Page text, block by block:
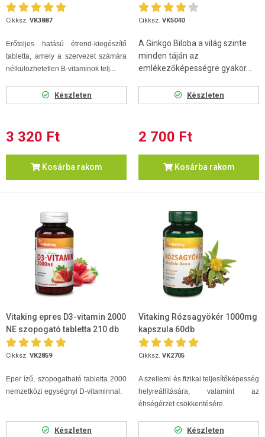
Cikksz. VK3887
Erőteljes hatású étrend-kiegészítő
tabletta, amely a szervezet számára
nélkülözhetetlen B-vitaminok telj...
Készleten
3 320 Ft
Kosárba rakom
Cikksz. VK5040
A Ginkgo Biloba a világ szinte
minden táján az
emlékezőképességre gyakor...
Készleten
2 700 Ft
Kosárba rakom
Vitaking epres D3-vitamin 2000
NE szopogató tabletta 210 db
Cikksz. VK2859
Eper ízű, szopogatható tabletta 2000
nemzetközi egységnyi D-vitaminnal.
Készleten
Vitaking Rózsagyökér 1000mg
kapszula 60db
Cikksz. VK2705
A szellemi és fizikai teljesítőképesség
helyreállítására, valamint az
éhségérzet csökkentésére.
Készleten